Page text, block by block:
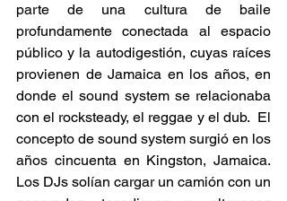
parte de una cultura de baile
profundamente conectada al espacio
público y la autodigestión, cuyas raíces
provienen de Jamaica en los años, en
donde el sound system se relacionaba
con el rocksteady, el reggae y el dub.  El
concepto de sound system surgió en los
años cincuenta en Kingston, Jamaica.
Los DJs solían cargar un camión con un